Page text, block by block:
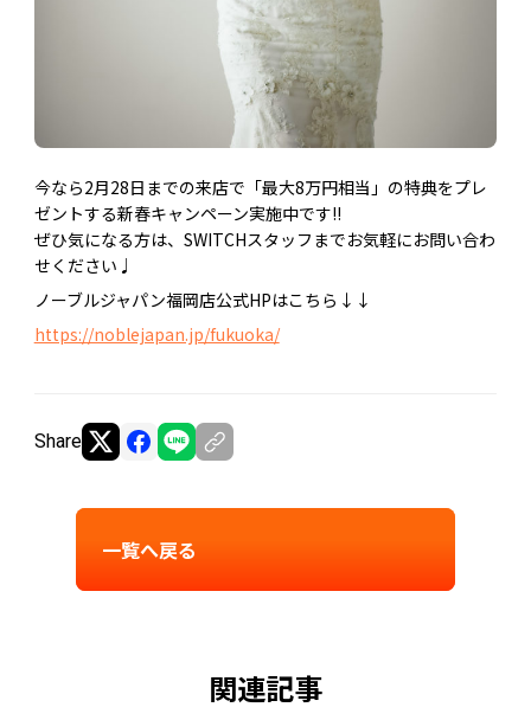
今なら2月28日までの来店で「最大8万円相当」の特典をプレ
ゼントする新春キャンペーン実施中です!!
ぜひ気になる方は、SWITCHスタッフまでお気軽にお問い合わ
せください♩
ノーブルジャパン福岡店公式HPはこちら↓↓
https://noblejapan.jp/fukuoka/
Share
一覧へ戻る
関連記事